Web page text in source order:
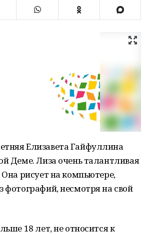
Елизавета Гайфуллина
Деме. Лиза очень талантливая
рисует на компьютере,
фотографий, несмотря на свой
18 лет, не относится к